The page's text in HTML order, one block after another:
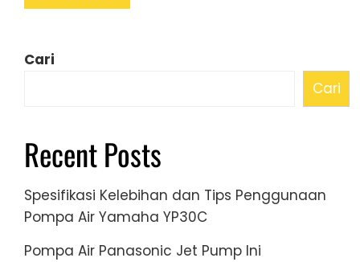
Cari
Cari
Recent Posts
Spesifikasi Kelebihan dan Tips Penggunaan
Pompa Air Yamaha YP30C
Pompa Air Panasonic Jet Pump Ini